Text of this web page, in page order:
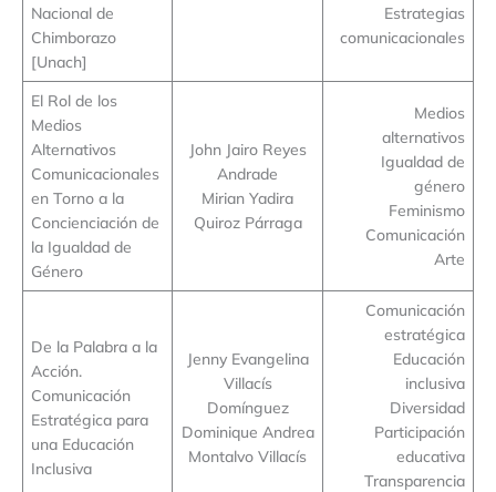
Nacional de
Chimborazo
[Unach]
Estrategias
comunicacionales
El Rol de los
Medios
Alternativos
Comunicacionales
en Torno a la
Concienciación de
la Igualdad de
Género
John Jairo Reyes
Andrade
Mirian Yadira
Quiroz Párraga
Medios
alternativos
Igualdad de
género
Feminismo
Comunicación
Arte
De la Palabra a la
Acción.
Comunicación
Estratégica para
una Educación
Inclusiva
Jenny Evangelina
Villacís
Domínguez
Dominique Andrea
Montalvo Villacís
Comunicación
estratégica
Educación
inclusiva
Diversidad
Participación
educativa
Transparencia